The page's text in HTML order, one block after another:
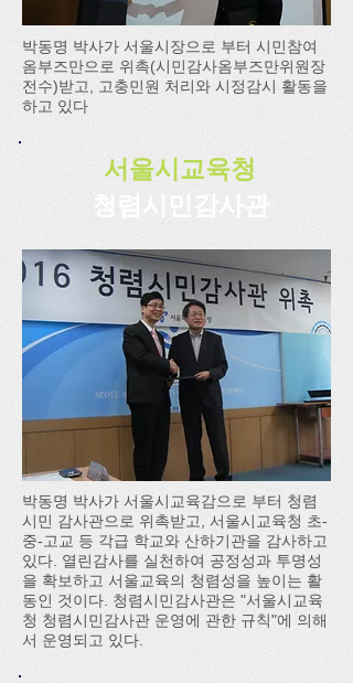
박동명 박사가 서울시장으로 부터 시민참여
옴부즈만으로 위촉(시민감사옴부즈만위원장
전수)받고, 고충민원 처리와 시정감시 활동을
하고 있다
서울시교육청
청렴시민감사관
박동명 박사가 서울시교육감으로 부터 청렴
시민 감사관으로 위촉받고, 서울시교육청 초-
중-고교 등 각급 학교와 산하기관을 감사하고
있다. 열린감사를 실천하여 공정성과 투명성
을 확보하고 서울교육의 청렴성을 높이는 활
동인 것이다. 청렴시민감사관은 "서울시교육
청 청렴시민감사관 운영에 관한 규칙"에 의해
서 운영되고 있다.